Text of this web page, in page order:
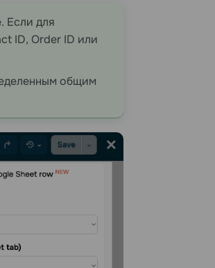
Если для
ID, Order ID или
общим